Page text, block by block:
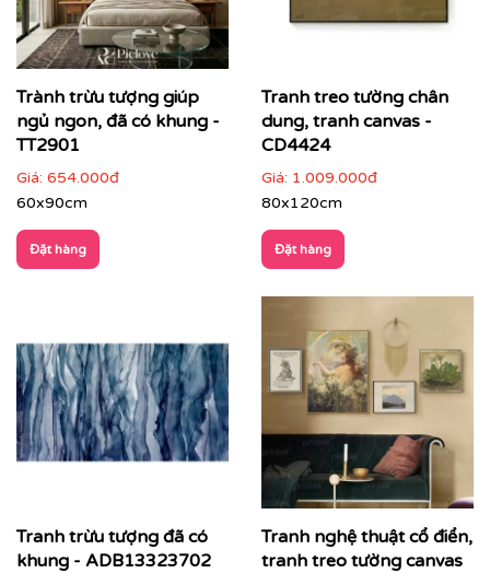
Cách phối tranh trừu tượng với nội thất & không gian
Tranh trừu tượng phù hợp với nhiều loại hình không
gian:
Phòng khách hiện đại, căn hộ cao cấp: làm điểm
nhấn trung tâm
Trành trừu tượng giúp
ngủ ngon, đã có khung -
TT2901
Giá: 654.000đ
60x90cm
Đặt hàng
Tranh treo tường chân
dung, tranh canvas -
CD4424
Giá: 1.009.000đ
80x120cm
Đặt hàng
Tranh trừu tượng đã có
khung - ADB13323702
Tranh nghệ thuật cổ điển,
tranh treo tường canvas